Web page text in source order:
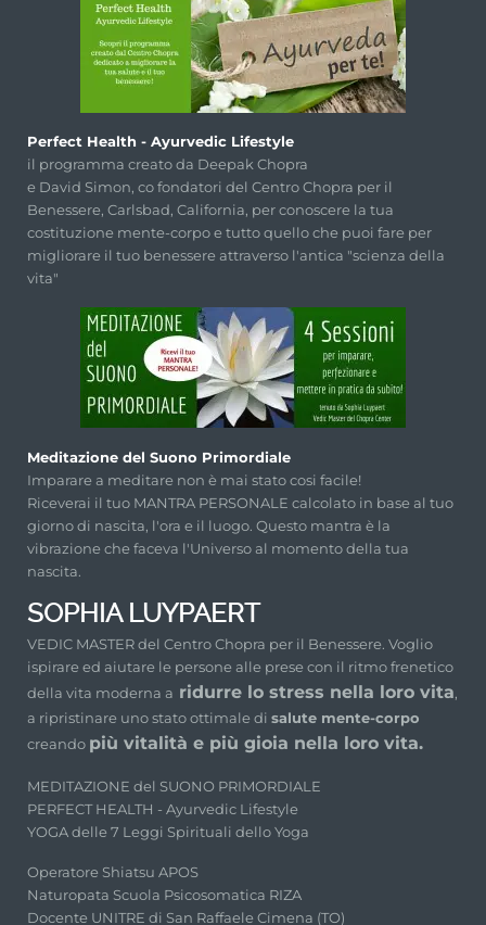
Perfect Health - Ayurvedic Lifestyle
il programma creato da Deepak Chopra
e David Simon, co fondatori del Centro Chopra per il
Benessere, Carlsbad, California, per conoscere la tua
costituzione mente-corpo e tutto quello che puoi fare per
migliorare il tuo benessere attraverso l'antica "scienza della
vita"
Meditazione del Suono Primordiale
Imparare a meditare non è mai stato cosi facile!
Riceverai il tuo MANTRA PERSONALE calcolato in base al tuo
giorno di nascita, l'ora e il luogo. Questo mantra è la
vibrazione che faceva l'Universo al momento della tua
nascita.
SOPHIA LUYPAERT
VEDIC MASTER del Centro Chopra per il Benessere. Voglio
ispirare ed aiutare le persone alle prese con il ritmo frenetico
della vita moderna a ridurre lo stress nella loro vita,
a ripristinare uno stato ottimale di salute mente-corpo
creando più vitalità e più gioia nella loro vita.
MEDITAZIONE del SUONO PRIMORDIALE
PERFECT HEALTH - Ayurvedic Lifestyle
YOGA delle 7 Leggi Spirituali dello Yoga
Operatore Shiatsu APOS
Naturopata Scuola Psicosomatica RIZA
Docente UNITRE di San Raffaele Cimena (TO)